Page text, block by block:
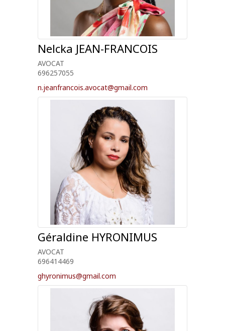
Nelcka JEAN-FRANCOIS
AVOCAT
696257055
n.jeanfrancois.avocat@gmail.com
Géraldine HYRONIMUS
AVOCAT
696414469
ghyronimus@gmail.com